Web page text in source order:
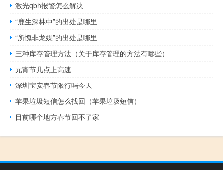
激光qbh报警怎么解决
“鹿生深林中”的出处是哪里
“所愧非龙媒”的出处是哪里
三种库存管理方法（关于库存管理的方法有哪些）
元宵节几点上高速
深圳宝安春节限行吗今天
苹果垃圾短信怎么找回（苹果垃圾短信）
目前哪个地方春节回不了家